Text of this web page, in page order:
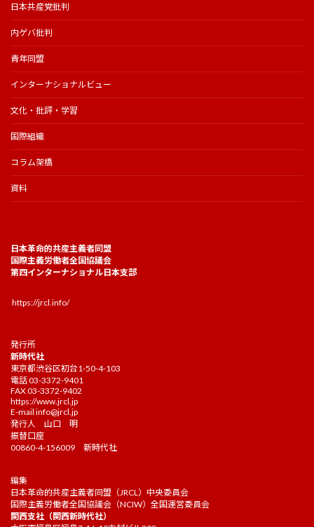
日本共産党批判
内ゲバ批判
青年同盟
インターナショナルビュー
文化・批評・学習
国際組織
コラム架橋
資料
日本革命的共産主義者同盟
国際主義労働者全国協議会
第四インターナショナル日本支部
https://jrcl.info/
発行所
新時代社
東京都渋谷区初台1-50-4-103
電話 03-3372-9401
FAX 03-3372-9402
https://www.jrcl.jp
E-mail info@jrcl.jp
発行人 山口 明
振替口座
00860-4-156009 新時代社
編集
日本革命的共産主義者同盟（JRCL）中央委員会
国際主義労働者全国協議会（NCIW）全国運営委員会
関西支社（関西新時代社）